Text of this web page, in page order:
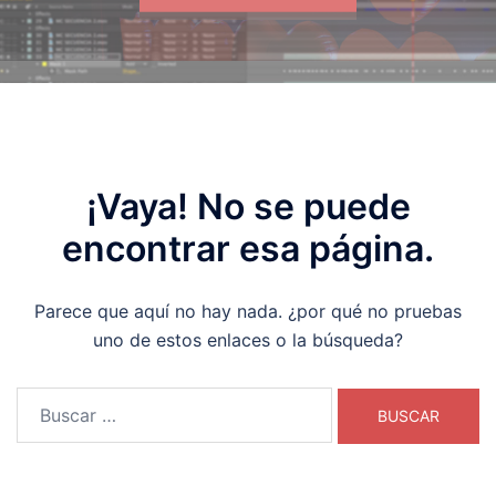
¡Vaya! No se puede
encontrar esa página.
Parece que aquí no hay nada. ¿por qué no pruebas
uno de estos enlaces o la búsqueda?